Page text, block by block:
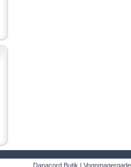
Danacord Butik |